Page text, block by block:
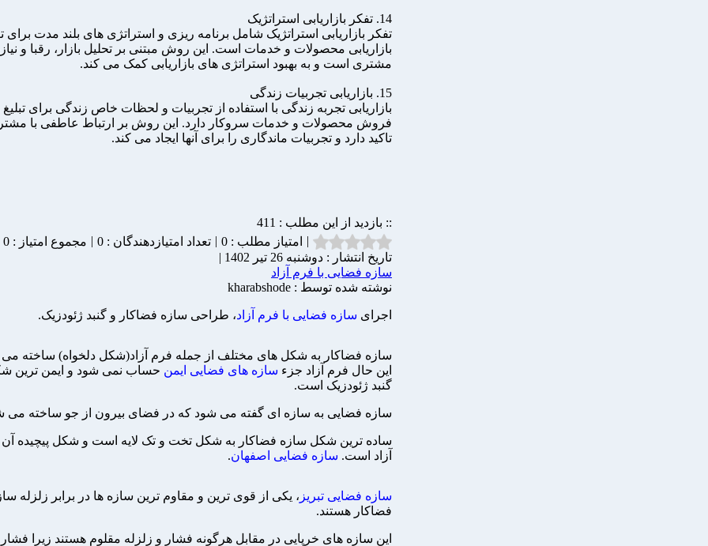
14. تفکر بازاریابی استراتژیک
تفکر بازاریابی استراتژیک شامل برنامه ریزی و استراتژی های بلند مدت برای
بازاریابی محصولات و خدمات است. این روش مبتنی بر تحلیل بازار، رقبا و
مشتری است و به بهبود استراتژی های بازاریابی کمک می کند.
15. بازاریابی تجربیات زندگی
بازاریابی تجربه زندگی با استفاده از تجربیات و لحظات خاص زندگی برای تبلیغ
فروش محصولات و خدمات سروکار دارد. این روش بر ارتباط عاطفی با
تاکید دارد و تجربیات ماندگاری را برای آنها ایجاد می کند.
:: بازدید از این مطلب : 411
|
امتیاز مطلب : 0 | تعداد امتیازدهندگان : 0 | مجموع امتیاز : 0
تاریخ انتشار : دوشنبه 26 تیر 1402 |
سازه فضایی با فرم آزاد
نوشته شده توسط : kharabshode
اجرای سازه فضایی با فرم آزاد، طراحی سازه فضاکار و گنبد ژئودزیک.
سازه فضاکار به شکل های مختلف از جمله فرم آزاد(شکل دلخواه) ساخته می
این حال فرم آزاد جزء سازه های فضایی ایمن حساب نمی شود و ایمن ترین
گنبد ژئودزیک است.
سازه فضایی به سازه ای گفته می شود که در فضای بیرون از جو ساخته می
ساده ترین شکل سازه فضاکار به شکل تخت و تک لایه است و شکل پیچیده
آزاد است. سازه فضایی اصفهان.
سازه فضایی تبریز ، یکی از قوی ترین و مقاوم ترین سازه ها در برابر زلزله
فضاکار هستند.
این سازه های خرپایی در مقابل هرگونه فشار و زلزله مقلوم هستند زیرا فشار